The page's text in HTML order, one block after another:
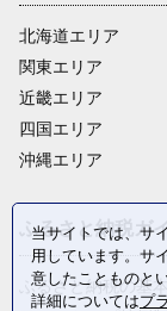
北海道エリア
関東エリア
近畿エリア
四国エリア
沖縄エリア
ふるさと納税ガ
ふるさと納税の基
当サイトでは、サ
用しています。サ
意したことものと
詳細についてはプ